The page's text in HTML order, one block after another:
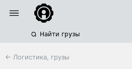
Найти грузы
← Логистика, грузы